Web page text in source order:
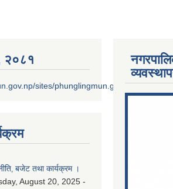
२०८१
sites/phunglingmun.gov.np/files/
बजेट तथा कार्यक्रम ।
August 20, 2025 -